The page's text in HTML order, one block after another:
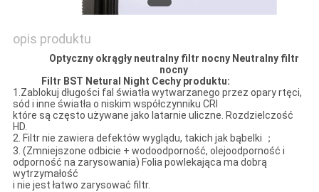
opis produktu
Optyczny okrągły neutralny filtr nocny Neutralny filtr
nocny
Filtr BST Netural Night Cechy produktu:
1.Zablokuj długości fal światła wytwarzanego przez opary rtęci,
sód i inne światła o niskim współczynniku CRI
które są często używane jako latarnie uliczne. Rozdzielczość
HD.
2. Filtr nie zawiera defektów wyglądu, takich jak bąbelki ；
3. (Zmniejszone odbicie + wodoodporność, olejoodporność i
odporność na zarysowania) Folia powlekająca ma dobrą
wytrzymałość
i nie jest łatwo zarysować filtr.